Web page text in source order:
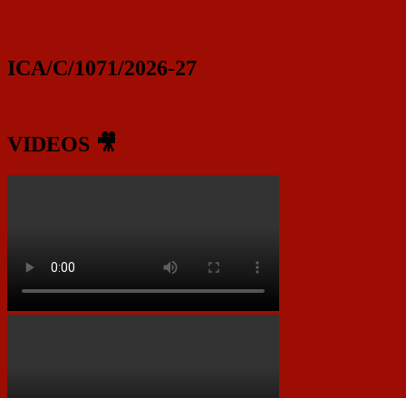
ICA/C/1071/2026-27
VIDEOS 🎥